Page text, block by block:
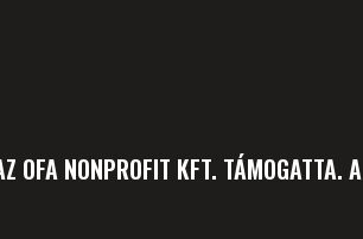
OFA NONPROFIT KFT. TÁMOGATTA. A